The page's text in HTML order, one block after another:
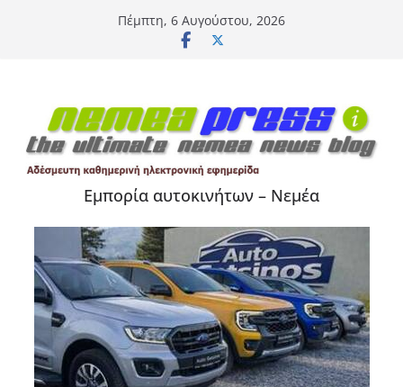
Πέμπτη, 6 Αυγούστου, 2026
Εμπορία αυτοκινήτων – Νεμέα